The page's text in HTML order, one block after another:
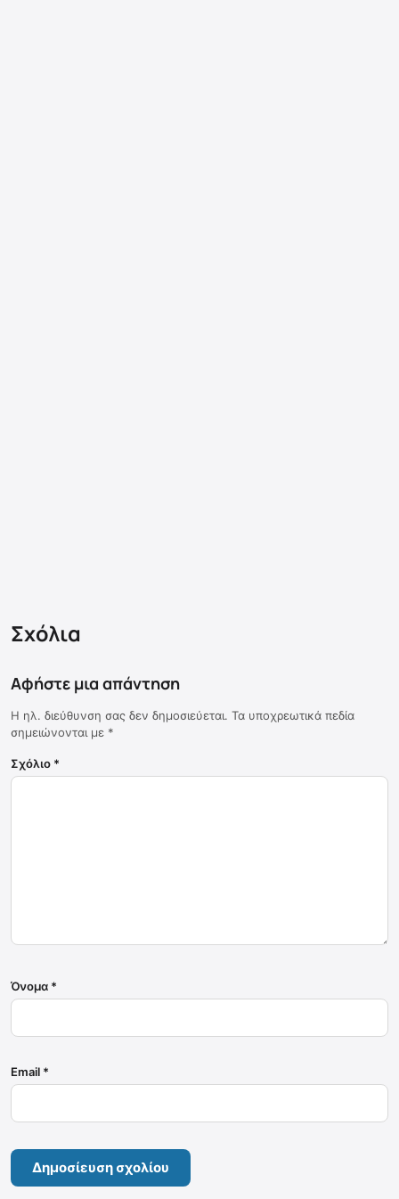
Σχόλια
Αφήστε μια απάντηση
Η ηλ. διεύθυνση σας δεν δημοσιεύεται. Τα υποχρεωτικά πεδία
σημειώνονται με *
Σχόλιο *
Όνομα *
Email *